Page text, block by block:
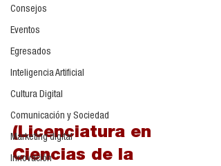
Consejos
Eventos
Egresados
Inteligencia Artificial
Cultura Digital
Comunicación y Sociedad
Marketing digital
Innovación
(Licenciatura en
Ciencias de la